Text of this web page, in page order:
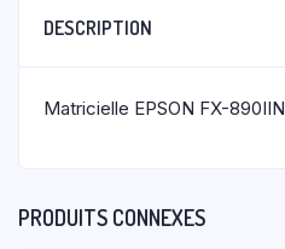
DESCRIPTION
Matricielle EPSON FX-890IIN
PRODUITS CONNEXES